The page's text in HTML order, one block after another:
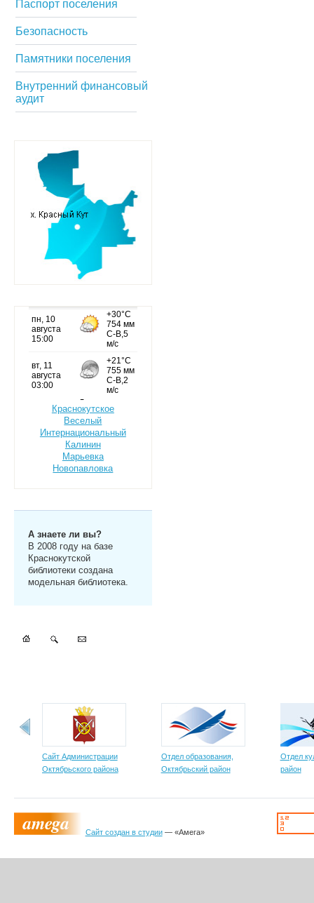
Паспорт поселения
Безопасность
Памятники поселения
Внутренний финансовый
аудит
Краснокутское
Веселый
Интернациональный
Калинин
Марьевка
Новопавловка
А знаете ли вы?
В 2008 году на базе
Краснокутской
библиотеки создана
модельная библиотека.
Сайт Администрации
Октябрьского района
Отдел образования,
Октябрьский район
Отдел
район
Сайт создан в студии— «Амега»